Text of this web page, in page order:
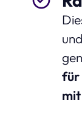
für